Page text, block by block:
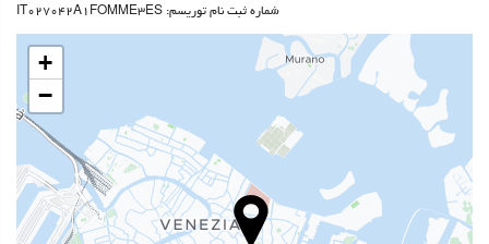
انبار چمدان
غذا و نوشیدنی
امکانات تجاری
شماره ثبت نام توریسم: IT027042A1FOMME3ES
+
−